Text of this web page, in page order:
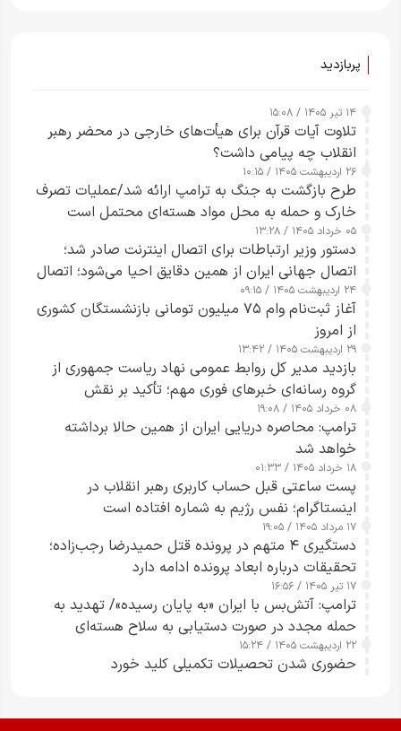
پربازدید
۱۴ تیر ۱۴۰۵ / ۱۵:۰۸
تلاوت آیات قرآن برای هیأت‌های خارجی در محضر رهبر
انقلاب چه پیامی داشت؟
۲۶ اردیبهشت ۱۴۰۵ / ۱۰:۱۵
طرح‌ بازگشت به جنگ به ترامپ ارائه شد/عملیات تصرف
خارک و حمله به محل مواد هسته‌ای محتمل است
۰۵ خرداد ۱۴۰۵ / ۱۳:۲۸
دستور وزیر ارتباطات برای اتصال اینترنت صادر شد؛
اتصال جهانی ایران از همین دقایق احیا می‌شود؛ اتصال
کامل مردم تا ۲۴ ساعت آینده
۲۴ اردیبهشت ۱۴۰۵ / ۰۹:۱۵
آغاز ثبت‌نام وام ۷۵ میلیون تومانی بازنشستگان کشوری
از امروز
۲۹ اردیبهشت ۱۴۰۵ / ۱۳:۴۲
بازدید مدیر کل روابط عمومی نهاد ریاست جمهوری از
گروه رسانه‌ای خبرهای فوری مهم؛ تأکید بر نقش
رسانه‌های هوشمند و مسئول در ارتقای آگاهی عمومی
۰۸ خرداد ۱۴۰۵ / ۱۹:۰۸
ترامپ: محاصره دریایی ایران از همین حالا برداشته
خواهد شد
۱۸ خرداد ۱۴۰۵ / ۰۱:۳۳
پست ساعتی قبل حساب کاربری رهبر انقلاب در
اینستاگرام؛ نفس رژیم به شماره افتاده است​
۱۷ مرداد ۱۴۰۵ / ۱۹:۰۵
دستگیری ۴ متهم در پرونده قتل حمیدرضا رجب‌زاده؛
تحقیقات درباره ابعاد پرونده ادامه دارد
۱۷ تیر ۱۴۰۵ / ۱۶:۵۶
ترامپ: آتش‌بس با ایران «به پایان رسیده»/ تهدید به
حمله مجدد در صورت دستیابی به سلاح هسته‌ای
۲۲ اردیبهشت ۱۴۰۵ / ۱۵:۲۴
حضوری شدن تحصیلات تکمیلی کلید خورد